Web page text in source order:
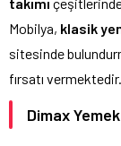
Mobilya, klasik
sitesinde
fırsatı vermektedir.
Dimax Yemek